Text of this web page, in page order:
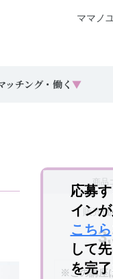
ママノ
ッチング・働く ▼
商品
販売
※この講座
応募
インが
こちら
して
を完